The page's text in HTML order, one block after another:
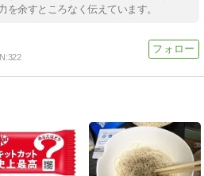
を余すところなく伝えています。
322